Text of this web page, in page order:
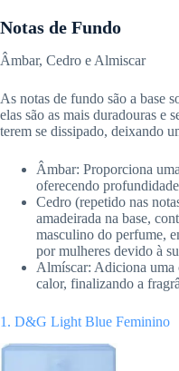
Notas de Fundo
Âmbar, Cedro e Almiscar
As notas de fundo são a base
elas são as mais duradouras e
terem se dissipado, deixando
Âmbar: Proporciona
oferecendo
Cedro (repetido nas
amadeirada na base,
masculino do perfume,
por mulheres devido à
Almíscar: Adiciona uma
calor, finalizando a
1. D&G Light Blue Feminino